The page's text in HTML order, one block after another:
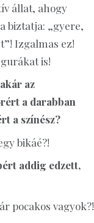
állat, ahogy
biztatja: „gyere,
Izgalmas ez!
is!
az
a darabban
a színész?
bikáé?!
addig edzett,
pocakos vagyok?!